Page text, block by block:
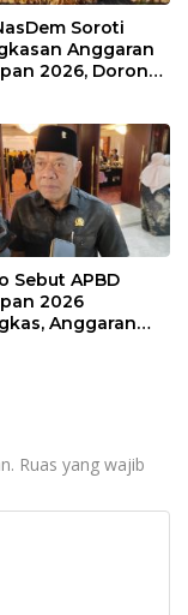
Soroti
Anggaran
2026, Dorong
Sebut APBD
2026
Anggaran
Ruas yang wajib